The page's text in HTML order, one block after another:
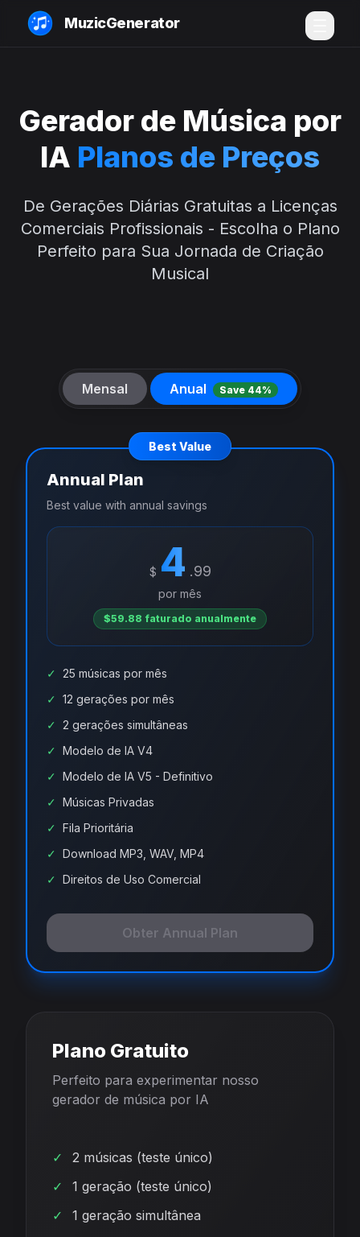
MuzicGenerator
Gerador de Música por
IA Planos de Preços
De Gerações Diárias Gratuitas a Licenças
Comerciais Profissionais - Escolha o Plano
Perfeito para Sua Jornada de Criação
Musical
Mensal Anual Save 44%
Best Value
Annual Plan
Best value with annual savings
$ 4 .99
por mês
$59.88 faturado anualmente
✓ 25 músicas por mês
✓ 12 gerações por mês
✓
2 gerações simultâneas
✓ Modelo de IA V4
✓ Modelo de IA V5 - Definitivo
✓ Músicas Privadas
✓ Fila Prioritária
✓ Download MP3, WAV, MP4
✓ Direitos de Uso Comercial
Obter Annual Plan
Plano Gratuito
Perfeito para experimentar nosso
gerador de música por IA
✓
2 músicas (teste único)
✓
1 geração (teste único)
✓
1 geração simultânea